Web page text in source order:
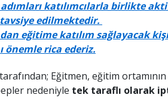
katılımcılarla birlikte
edilmektedir.
eğitime katılım sağlayacak
önemle rica ederiz.
Eğitmen, eğitim
nedeniyle tek taraflı olarak